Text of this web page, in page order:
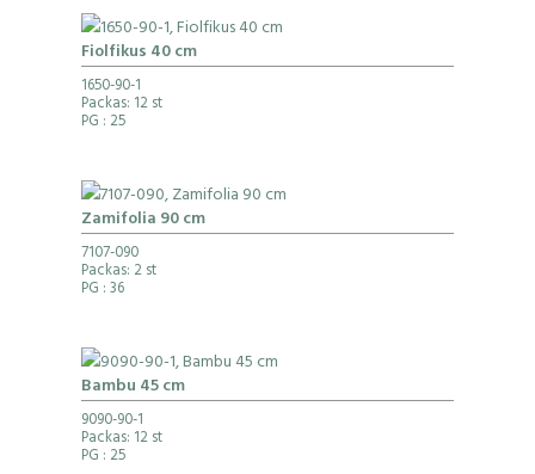
Fiolfikus 40 cm
1650-90-1
Packas: 12 st
PG : 25
Zamifolia 90 cm
7107-090
Packas: 2 st
PG : 36
Bambu 45 cm
9090-90-1
Packas: 12 st
PG : 25